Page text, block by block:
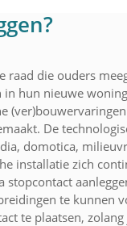
raad die ouders
in hun nieuwe
De
domotica,
installatie zich
stopcontact
te kunnen
te plaatsen,